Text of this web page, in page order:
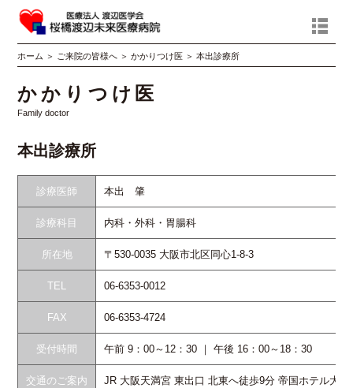
ホーム ＞ ご来院の皆様へ ＞かかりつけ医 ＞本出診療所
かかりつけ医
Family doctor
本出診療所
診療医師 本出 肇
診療科目 内科・外科・胃腸科
所在地 〒530-0035 大阪市北区同心1-8-3
TEL 06-6353-0012
FAX 06-6353-4724
受付時間 午前 9：00～12：30 ｜ 午後 16：00～18：30
交通のご案内 JR 大阪天満宮 東出口 北東へ徒歩9分 帝国ホテル大